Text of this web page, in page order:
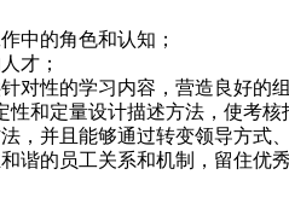
中的角色和认知；
才；
对性的学习内容，营造良好的
和定量设计描述方法，使考核
，并且能够通过转变领导方式
谐的员工关系和机制，留住优秀